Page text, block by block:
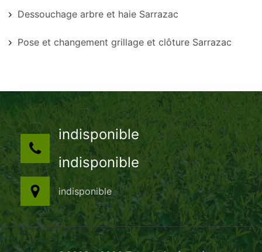
Dessouchage arbre et haie Sarrazac
Pose et changement grillage et clôture Sarrazac
indisponible
indisponible
indisponible